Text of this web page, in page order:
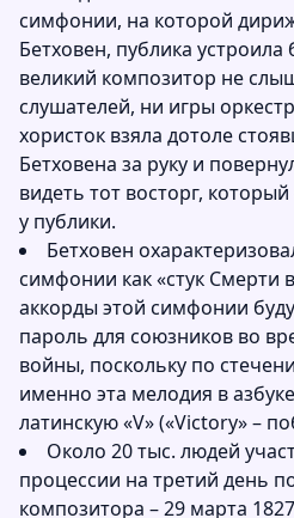
симфонии, на которой
Бетховен, публика
великий композитор не
слушателей, ни игры
хористок взяла дотоле
Бетховена за руку и
видеть тот восторг,
у публики.
Бетховен
симфонии как «стук Смерти
аккорды этой симфонии
пароль для союзников во
войны, поскольку по
именно эта мелодия в
латинскую «V» («Victory» –
Около 20 тыс. людей
процессии на третий день
композитора – 29 марта